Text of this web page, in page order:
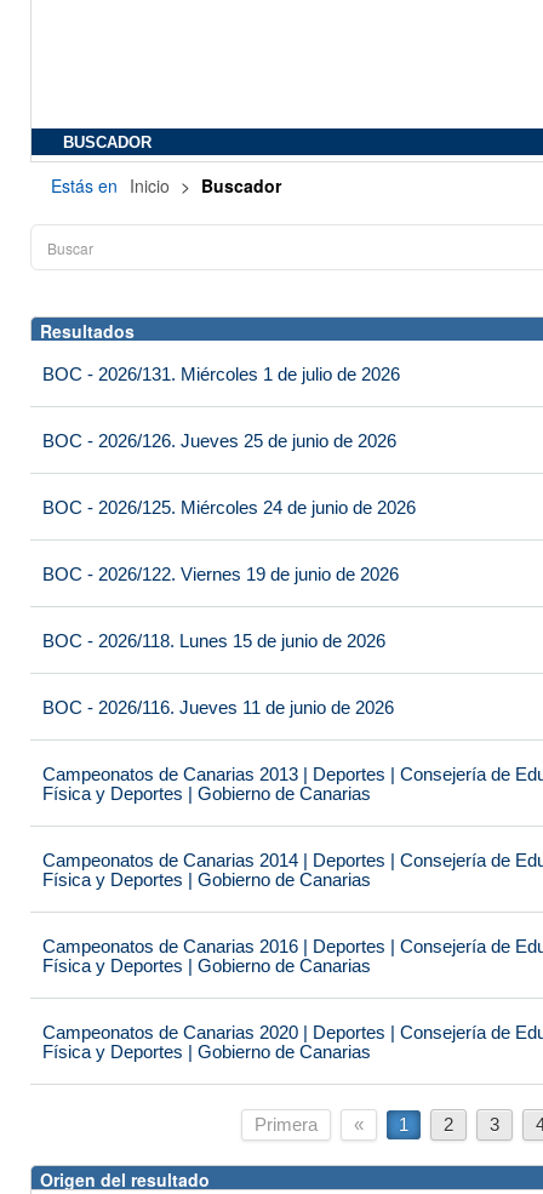
BUSCADOR
Estás en Inicio > Buscador
Resultados
BOC - 2026/131. Miércoles 1 de julio de 2026
BOC - 2026/126. Jueves 25 de junio de 2026
BOC - 2026/125. Miércoles 24 de junio de 2026
BOC - 2026/122. Viernes 19 de junio de 2026
BOC - 2026/118. Lunes 15 de junio de 2026
BOC - 2026/116. Jueves 11 de junio de 2026
Campeonatos de Canarias 2013 | Deportes | Consejería de
Física y Deportes | Gobierno de Canarias
Campeonatos de Canarias 2014 | Deportes | Consejería de
Física y Deportes | Gobierno de Canarias
Campeonatos de Canarias 2016 | Deportes | Consejería de
Física y Deportes | Gobierno de Canarias
Campeonatos de Canarias 2020 | Deportes | Consejería de
Física y Deportes | Gobierno de Canarias
Primera « 1 2 3
Origen del resultado